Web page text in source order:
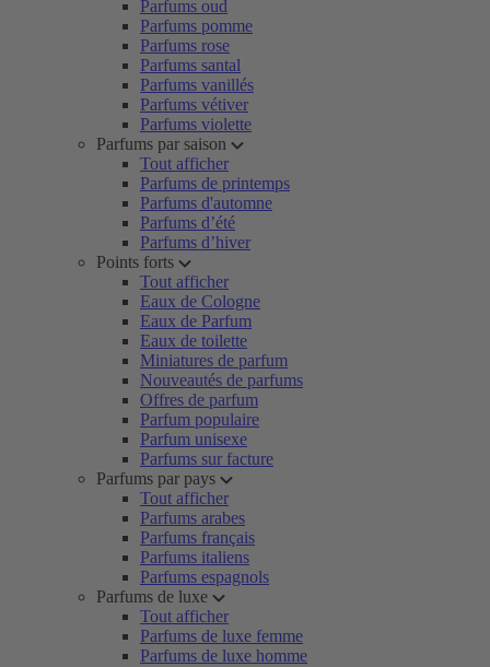
Parfums oud
Parfums pomme
Parfums rose
Parfums santal
Parfums vanillés
Parfums vétiver
Parfums violette
Parfums par saison
Tout afficher
Parfums de printemps
Parfums d'automne
Parfums d’été
Parfums d’hiver
Points forts
Tout afficher
Eaux de Cologne
Eaux de Parfum
Eaux de toilette
Miniatures de parfum
Nouveautés de parfums
Offres de parfum
Parfum populaire
Parfum unisexe
Parfums sur facture
Parfums par pays
Tout afficher
Parfums arabes
Parfums français
Parfums italiens
Parfums espagnols
Parfums de luxe
Tout afficher
Parfums de luxe femme
Parfums de luxe homme